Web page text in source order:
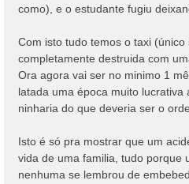
como), e o estudante fugiu
Com isto tudo temos o taxi
completamente destruida com
Ora agora vai ser no minimo 1
latada uma época muito
ninharia do que deveria ser o
Isto é só pra mostrar que um
vida de uma familia, tudo porque
nenhuma se lembrou de